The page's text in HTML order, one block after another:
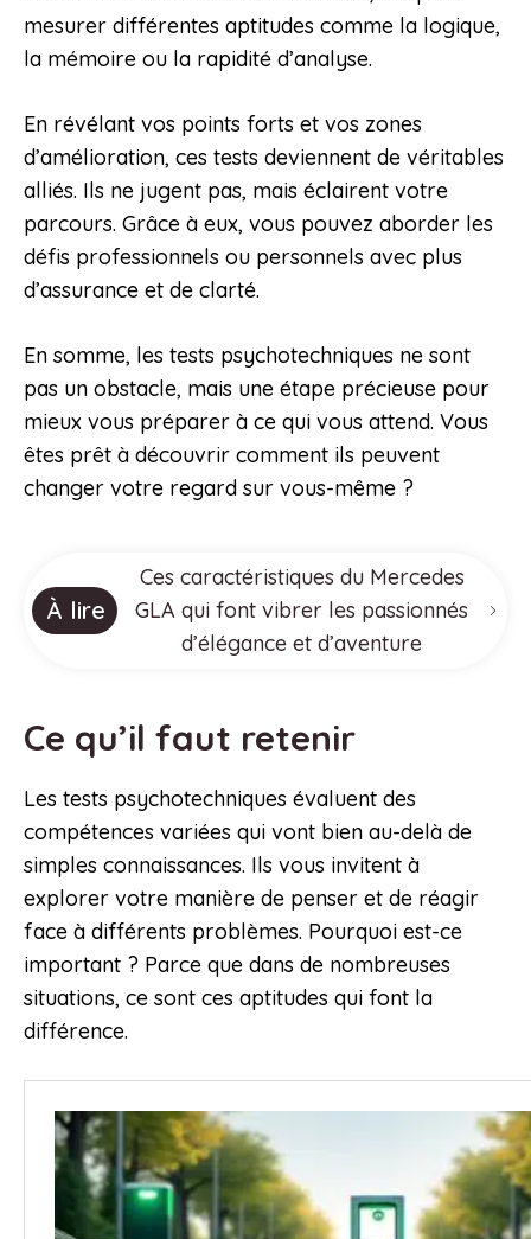
mesurer différentes aptitudes comme la logique,
la mémoire ou la rapidité d’analyse.
En révélant vos points forts et vos zones
d’amélioration, ces tests deviennent de véritables
alliés. Ils ne jugent pas, mais éclairent votre
parcours. Grâce à eux, vous pouvez aborder les
défis professionnels ou personnels avec plus
d’assurance et de clarté.
En somme, les tests psychotechniques ne sont
pas un obstacle, mais une étape précieuse pour
mieux vous préparer à ce qui vous attend. Vous
êtes prêt à découvrir comment ils peuvent
changer votre regard sur vous-même ?
À lire
Ces caractéristiques du Mercedes
GLA qui font vibrer les passionnés
d’élégance et d’aventure
Ce qu’il faut retenir
Les tests psychotechniques évaluent des
compétences variées qui vont bien au-delà de
simples connaissances. Ils vous invitent à
explorer votre manière de penser et de réagir
face à différents problèmes. Pourquoi est-ce
important ? Parce que dans de nombreuses
situations, ce sont ces aptitudes qui font la
différence.